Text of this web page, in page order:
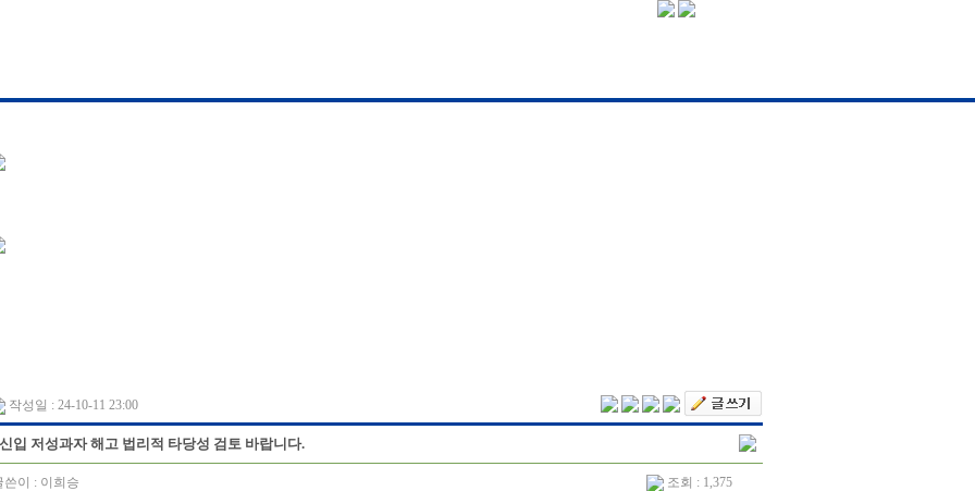
작성일 : 24-10-11 23:00
신입 저성과자 해고 법리적 타당성 검토 바랍니다.
이 : 이희승 조회 : 1,375